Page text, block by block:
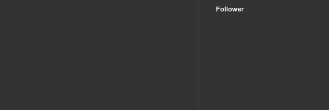
Follower